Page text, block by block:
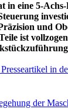
in eine 5-
und
ist
in
der